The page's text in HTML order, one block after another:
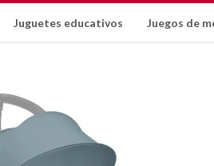
Juguetes educativos Juegos de